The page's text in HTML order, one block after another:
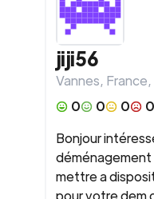
jiji56
Vannes, France
0
0 0
0
Bonjour
déménagement
mettre a
pour votre dem